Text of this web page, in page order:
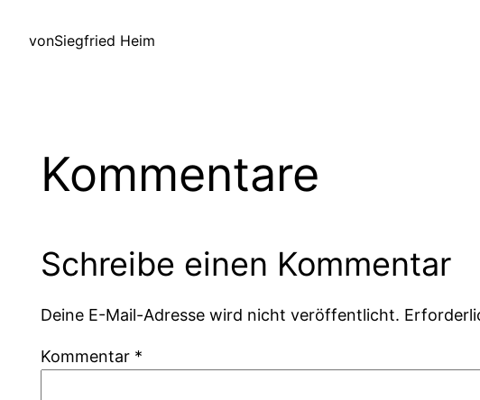
vonSiegfried Heim
Kommentare
Schreibe einen Kommentar
Deine E-Mail-Adresse wird nicht veröffentlicht.
Kommentar *